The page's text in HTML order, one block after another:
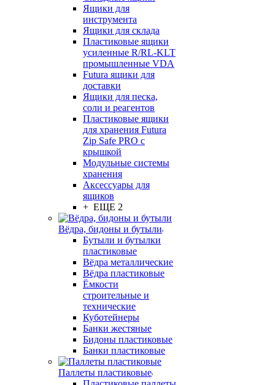
Ящики для
инструмента
Ящики для склада
Пластиковые ящики
усиленные R/RL-KLT
промышленные VDA
Futura ящики для
доставки
Ящики для песка,
соли и реагентов
Пластиковые ящики
для хранения Futura
Zip Safe PRO с
крышкой
Модульные системы
хранения
Аксессуары для
ящиков
+ ЕЩЕ 2
Вёдра, бидоны и бутыли
Бутыли и бутылки
пластиковые
Вёдра металлические
Вёдра пластиковые
Ёмкости
строительные и
технические
Куботейнеры
Банки жестяные
Бидоны пластиковые
Банки пластиковые
Паллеты пластиковые